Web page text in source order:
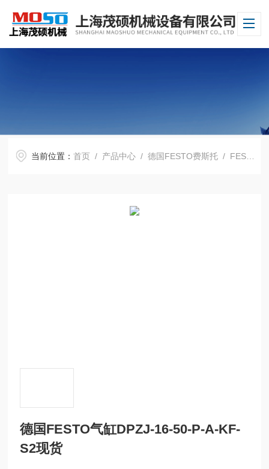
当前位置：首页 / 产品中心 /德国FESTO费斯托 / FESTO气缸
德国FESTO气缸DPZJ-16-50-P-A-KF-
S2现货